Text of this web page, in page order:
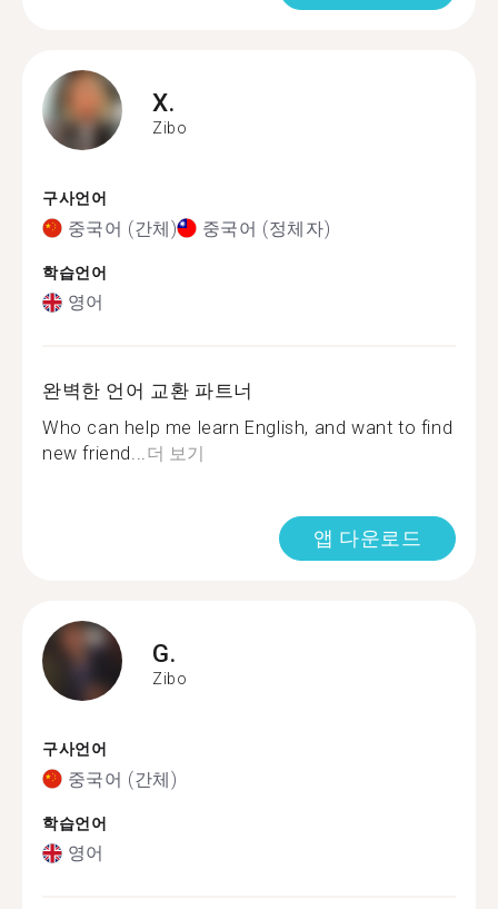
X.
Zibo
구사언어
중국어 (간체) 중국어 (정체자)
학습언어
영어
완벽한 언어 교환 파트너
Who can help me learn English, and want to find
new friend...더 보기
앱 다운로드
G.
Zibo
구사언어
중국어 (간체)
학습언어
영어